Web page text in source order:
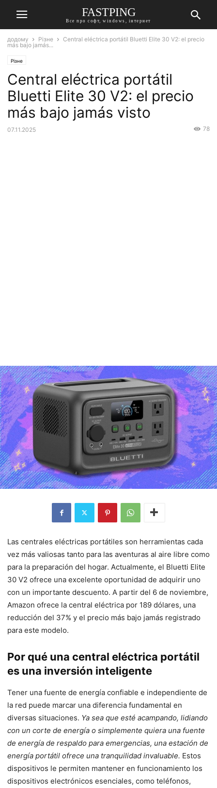
FASTPING
Все про софт, windows, інтернет
додому Різне
Central eléctrica portátil Bluetti Elite 30 V2: el precio
más bajo jamás...
Різне
Central eléctrica portátil
Bluetti Elite 30 V2: el precio
más bajo jamás visto
07.11.2025 78
Las centrales eléctricas portátiles son herramientas cada
vez más valiosas tanto para las aventuras al aire libre como
para la preparación del hogar. Actualmente, el Bluetti Elite
30 V2 ofrece una excelente oportunidad de adquirir uno
con un importante descuento. A partir del 6 de noviembre,
Amazon ofrece la central eléctrica por 189 dólares, una
reducción del 37% y el precio más bajo jamás registrado
para este modelo.
Por qué una central eléctrica portátil
es una inversión inteligente
Tener una fuente de energía confiable e independiente de
la red puede marcar una diferencia fundamental en
diversas situaciones. Ya sea que esté acampando, lidiando
con un corte de energía o simplemente quiera una fuente
de energía de respaldo para emergencias, una estación de
energía portátil ofrece una tranquilidad invaluable. Estos
dispositivos le permiten mantener en funcionamiento los
dispositivos electrónicos esenciales, como teléfonos,